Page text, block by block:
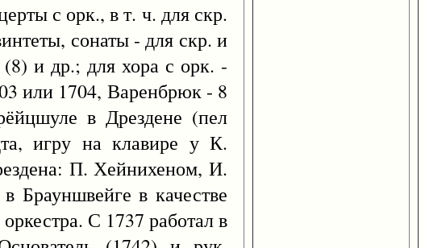
с орк., в т. ч. для скр.
сонаты - для скр. и
и др.; для хора с орк. -
или 1704, Варенбрюк - 8
в Дрездене (пел
игру на клавире у К.
П. Хейнихеном, И.
в качестве
С 1737 работал в